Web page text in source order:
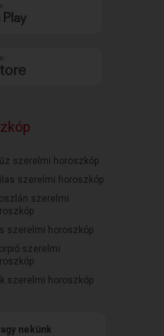
szerelmi horoszkóp
szerelmi horoszkóp
szerelmi
szerelmi horoszkóp
szerelmi
szerelmi horoszkóp
nekünk